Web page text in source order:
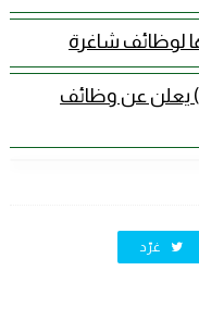
المجلس النرويجي للاجئين (NRC) يعلن عن وظائف
غرّد